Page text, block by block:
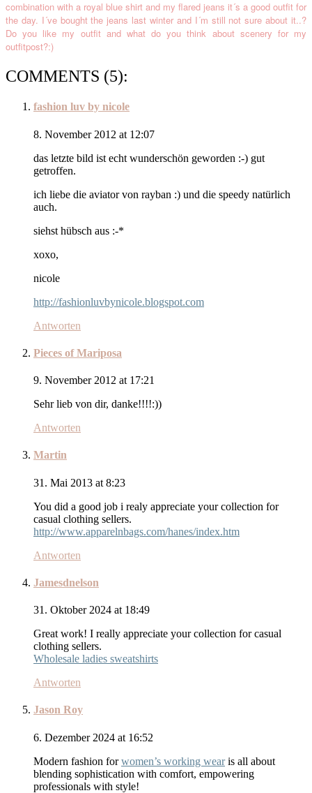
combination with a royal blue shirt and my flared jeans it´s a good outfit for
the day. I´ve bought the jeans last winter and I´m still not sure about it..?
Do you like my outfit and what do you think about scenery for my
outfitpost?:)
COMMENTS (5):
fashion luv by nicole
8. November 2012 at 12:07
das letzte bild ist echt wunderschön geworden :-) gut
getroffen.
ich liebe die aviator von rayban :) und die speedy natürlich
auch.
siehst hübsch aus :-*
xoxo,
nicole
http://fashionluvbynicole.blogspot.com
Antworten
Pieces of Mariposa
9. November 2012 at 17:21
Sehr lieb von dir, danke!!!!:))
Antworten
Martin
31. Mai 2013 at 8:23
You did a good job i realy appreciate your collection for
casual clothing sellers.
http://www.apparelnbags.com/hanes/index.htm
Antworten
Jamesdnelson
31. Oktober 2024 at 18:49
Great work! I really appreciate your collection for casual
clothing sellers.
Wholesale ladies sweatshirts
Antworten
Jason Roy
6. Dezember 2024 at 16:52
Modern fashion forwomen’s working wearis all about
blending sophistication with comfort, empowering
professionals with style!